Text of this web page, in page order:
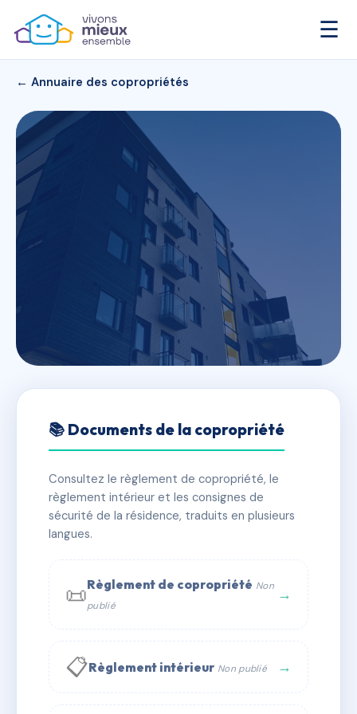
☰
← Annuaire des copropriétés
9 Avenue d'Haïti 13004
MARSEILLE
📍 9 av d'haiti 13004 Marseille
✓ Immatriculée 🏠 4 lots 🏗 1 bâtiment(s)
📞 Contacter Syndic Digital 💬 WhatsApp
✉ Email
📚 Documents de la copropriété
Consultez le règlement de copropriété, le
règlement intérieur et les consignes de
sécurité de la résidence, traduits en plusieurs
langues.
📜Règlement de copropriété Non
publié
→
📋Règlement intérieur Non publié →